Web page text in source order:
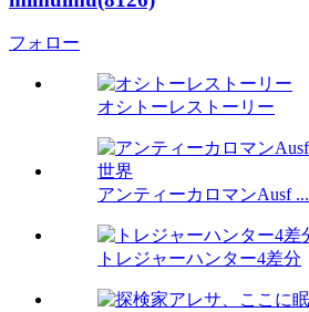
フォロー
オシトーレストーリー
アンティーカロマンAusf ...
トレジャーハンター4差分